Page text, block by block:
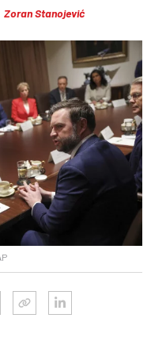
Zoran Stanojević